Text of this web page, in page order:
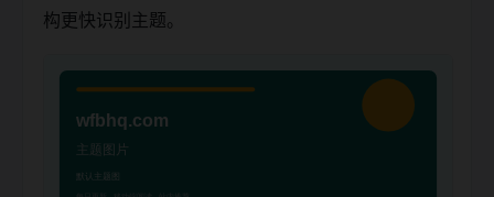
构更快识别主题。